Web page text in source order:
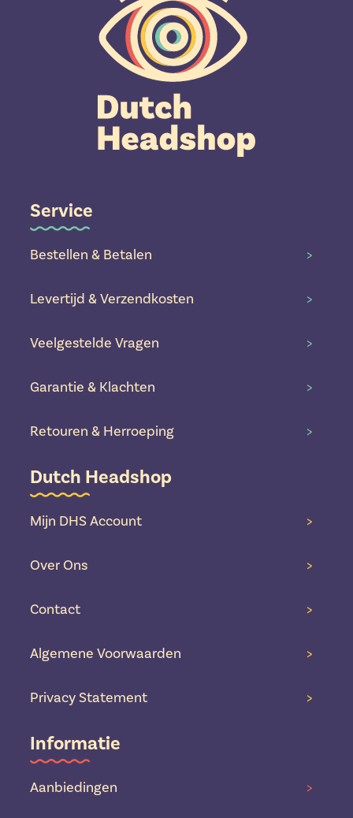
Service
Bestellen & Betalen >
Levertijd & Verzendkosten >
Veelgestelde Vragen >
Garantie & Klachten >
Retouren & Herroeping >
Dutch Headshop
Mijn DHS Account >
Over Ons >
Contact >
Algemene Voorwaarden >
Privacy Statement >
Informatie
Aanbiedingen >